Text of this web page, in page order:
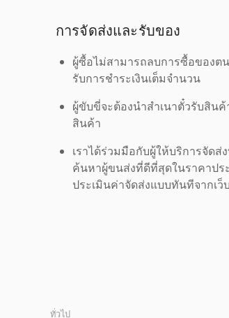
การจัดส่งและรับของ
ผู้ซื้อไม่สามารถลบการซื้อของต
รับการชำระเงินเต็มจำนวน
ผู้ขับขี่จะต้องนำสำเนาตั๋วรับสิน
สินค้า
เราได้ร่วมมือกับผู้ให้บริการจัด
ค้นหาผู้ขนส่งที่ดีที่สุดในราคาปร
ประเมินค่าจัดส่งแบบทันทีจากเว็
ทั่วไป